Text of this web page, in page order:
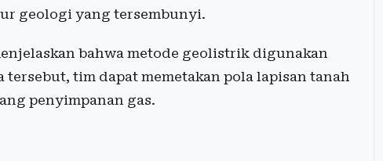
geologi yang tersembunyi.
bahwa metode geolistrik digunakan
tim dapat memetakan pola lapisan tanah
penyimpanan gas.